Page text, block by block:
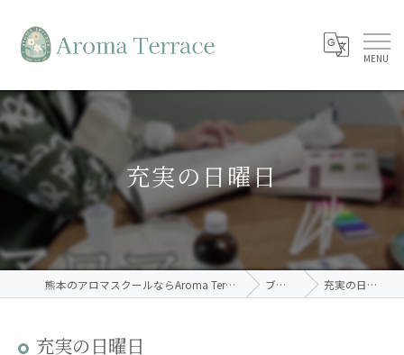
充実の日曜日
熊本のアロマスクールならAroma Terrace ブログ 充実の日曜日
充実の日曜日